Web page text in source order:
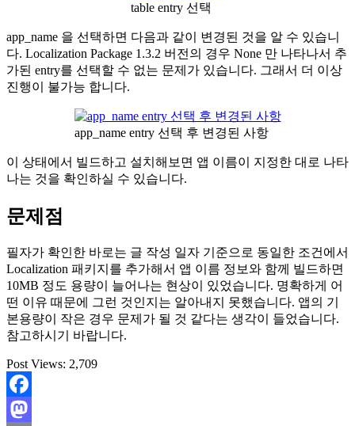
table entry 선택
app_name 을 선택하면 다음과 같이 변경된 것을 알 수 있습니
다. Localization Package 1.3.2 버전의 경우 None 만 나타나서 추
가된 entry를 선택할 수 없는 문제가 있습니다. 그래서 더 이상
진행이 불가능 합니다.
app_name entry 선택 후 변경된 사항
이 상태에서 빌드하고 설치해보면 앱 이름이 지정한 대로 나타
나는 것을 확인하실 수 있습니다.
문제점
필자가 확인한 바로는 글 작성 일자 기준으로 동일한 조건에서
Localization 패키지를 추가해서 앱 이름 정보와 함께 빌드하면
10MB 정도 용량이 늘어나는 현상이 있었습니다. 명확하게 어
떤 이유 때문에 그런 것인지는 알아내지 못했습니다. 앱의 기
본용량이 작은 경우 문제가 될 것 같다는 생각이 들었습니다.
참고하시기 바랍니다.
Post Views: 2,709
Facebook